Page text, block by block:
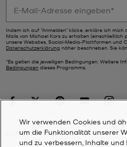
Indem ich auf "Anmelden" klicke, erkläre ich
Mails von Michael Kors zu erhalten
unsere Websites, Social-Media-Plattformen und
Datenschutzerklärung näher beschrieben. Sie
*Es gelten die jeweiligen Bedingungen. Weitere
Bedingungen dieses Programms.
KUNDENDIENST
Wir verwenden Cookies und
um die Funktionalität unserer
und zu verbessern, Inhalte und